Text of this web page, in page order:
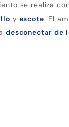
se realiza
y escote. El
desconectar de